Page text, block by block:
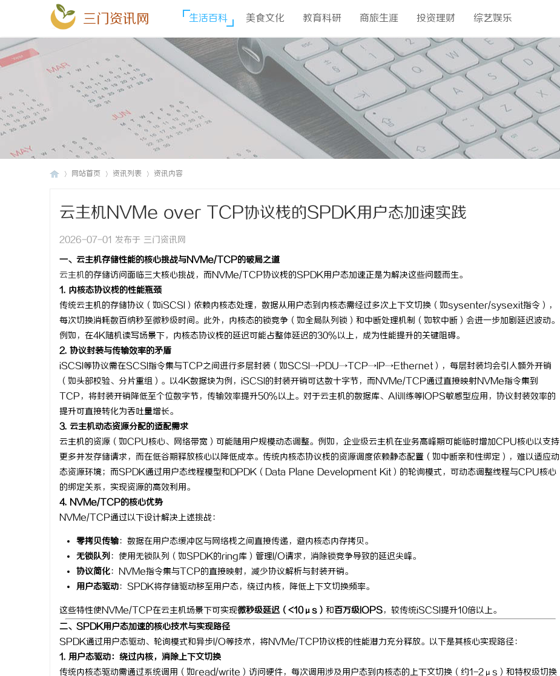
三门资讯网 生活百科 美食文化 教育科研 商旅生涯 投资理财 综艺娱乐
网站首页 资讯列表 资讯内容
云主机NVMe over TCP协议栈的SPDK用户态加速实践
2026-07-01 发布于 三门资讯网
一、云主机存储性能的核心挑战与NVMe/TCP的破局之道
云主机的存储访问面临三大核心挑战，而NVMe/TCP协议栈的SPDK用户态加速正是为解决这些问题而生。
1. 内核态协议栈的性能瓶颈
传统云主机的存储协议（如iSCSI）依赖内核态处理，数据从用户态到内核态需经过多次上下文切换（如sysenter/sysexit指令），
每次切换消耗数百纳秒至微秒级时间。此外，内核态的锁竞争（如全局队列锁）和中断处理机制（如软中断）会进一步加剧延迟波动。
例如，在4K随机读写场景下，内核态协议栈的延迟可能占整体延迟的30%以上，成为性能提升的关键阻碍。
2. 协议封装与传输效率的矛盾
iSCSI等协议需在SCSI指令集与TCP之间进行多层封装（如SCSI→PDU→TCP→IP→Ethernet），每层封装均会引入额外开销
（如头部校验、分片重组）。以4K数据块为例，iSCSI的封装开销可达数十字节，而NVMe/TCP通过直接映射NVMe指令集到
TCP，将封装开销降低至个位数字节，传输效率提升50%以上。对于云主机的数据库、AI训练等IOPS敏感型应用，协议封装效率的
提升可直接转化为吞吐量增长。
3. 云主机动态资源分配的适配需求
云主机的资源（如CPU核心、网络带宽）可能随用户规模动态调整。例如，企业级云主机在业务高峰期可能临时增加CPU核心以支持
更多并发存储请求，而在低谷期释放核心以降低成本。传统内核态协议栈的资源调度依赖静态配置（如中断亲和性绑定），难以适应动
态资源环境；而SPDK通过用户态线程模型和DPDK（Data Plane Development Kit）的轮询模式，可动态调整线程与CPU核心
的绑定关系，实现资源的高效利用。
4. NVMe/TCP的核心优势
NVMe/TCP通过以下设计解决上述挑战：
零拷贝传输：数据在用户态缓冲区与网络栈之间直接传递，避内核态内存拷贝。
无锁队列：使用无锁队列（如SPDK的ring库）管理I/O请求，消除锁竞争导致的延迟尖峰。
协议简化：NVMe指令集与TCP的直接映射，减少协议解析与封装开销。
用户态驱动：SPDK将存储驱动移至用户态，绕过内核，降低上下文切换频率。
这些特性使NVMe/TCP在云主机场景下可实现微秒级延迟（<10μs） 和百万级IOPS，较传统iSCSI提升10倍以上。
二、SPDK用户态加速的核心技术与实现路径
SPDK通过用户态驱动、轮询模式和异步I/O等技术，将NVMe/TCP协议栈的性能潜力充分释放。以下是其核心实现路径：
1. 用户态驱动：绕过内核，消除上下文切换
传统内核态驱动需通过系统调用（如read/write）访问硬件，每次调用涉及用户态到内核态的上下文切换（约1-2μs）和特权级切换
武汉配眼镜 上海配眼镜 精准监控无死角，紧凑型本安球机赋能安全管
理